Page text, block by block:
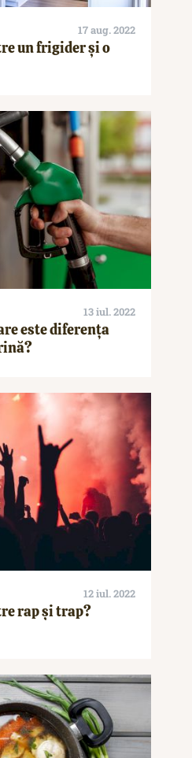
17 aug. 2022
un frigider și o
13 iul. 2022
este diferența
12 iul. 2022
rap și trap?